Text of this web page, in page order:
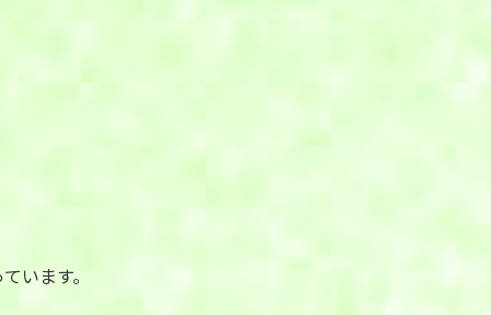
います。